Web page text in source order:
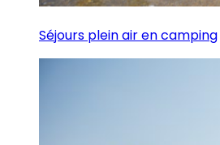
Séjours plein air en camping